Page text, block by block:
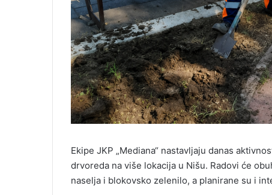
Ekipe JKP „Mediana“ nastavljaju danas
drvoreda na više lokacija u Nišu. Radovi će
naselja i blokovsko zelenilo, a planirane su i